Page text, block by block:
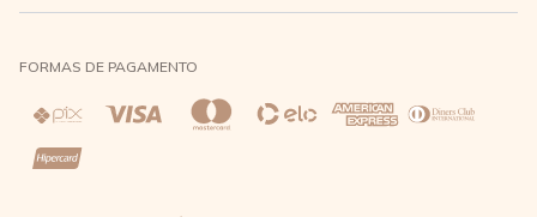
Trocas e Devoluções
Direito de Arrependimento
Política de Privacidade
FORMAS DE PAGAMENTO